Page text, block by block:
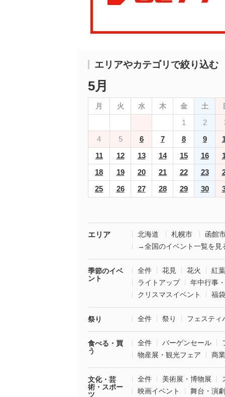
エリアやカテゴリで絞り込む
5月
月 火 水 木 金 土
1 2
4
5 6 7 8 9
11
12 13 14 15 16
18
19 20 21 22 23
25
26 27 28 29 30
エリア 北海道 札幌市
函館
→全国のイベント一覧を見
季節のイベ
ント
全件 花見 花火
紅葉
ライトアップ
年中行事
クリスマスイベント
福
祭り 全件 祭り フェスティ
食べる・買
う
全件 バーゲンセール
物産展・観光フェア
商
文化・芸
術・スポー
ツ
全件 美術展・博物展
映画イベント
舞台・演劇